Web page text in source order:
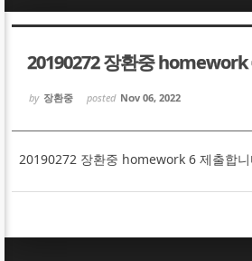
20190272 장환중 homework
by 장환중 posted Nov 06, 2022
20190272 장환중 homework 6 제출합니
Sketchbook5, 스케치
Sketchbook5, 스케
Sketchbook5, 스케치
Sketchbook5, 스케